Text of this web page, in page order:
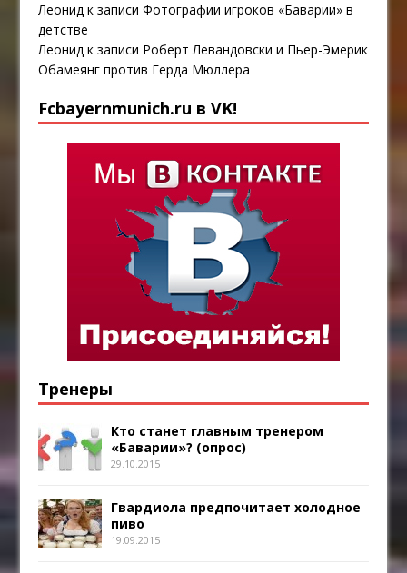
Леонид к записиФотографии игроков «Баварии» в
детстве
Леонид к записи Роберт Левандовски и Пьер-Эмерик
Обамеянг против Герда Мюллера
Fcbayernmunich.ru в VK!
Тренеры
Кто станет главным тренером
«Баварии»? (опрос)
29.10.2015
Гвардиола предпочитает холодное
пиво
19.09.2015